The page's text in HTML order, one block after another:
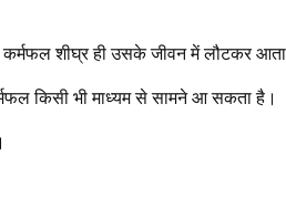
कर्मफल शीघ्र ही उसके जीवन में लौटकर
किसी भी माध्यम से सामने आ सकता है।